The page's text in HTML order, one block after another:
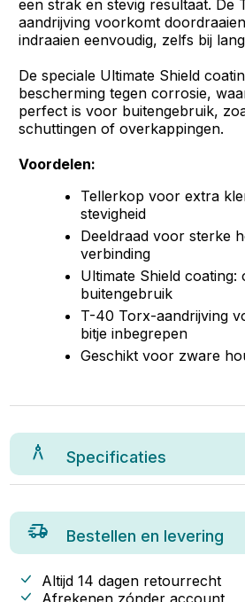
een strak en stevig resultaat. De
aandrijving voorkomt
indraaien eenvoudig, zelfs bij
De speciale Ultimate Shield
bescherming tegen corrosie,
perfect is voor buitengebruik,
schuttingen of overkappingen.
Voordelen:
Tellerkop voor extra
stevigheid
Deeldraad voor sterke
verbinding
Ultimate Shield coating:
buitengebruik
T-40 Torx-aandrijving
bitje inbegrepen
Geschikt voor zware
Specificaties
Bestellen en levering
Altijd 14 dagen retourrecht
Afrekenen zónder account